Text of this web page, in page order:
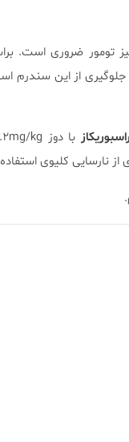
تومور ‏ضروری است.
از این سندرم
راسبوریکاز
نارسایی کلیوی